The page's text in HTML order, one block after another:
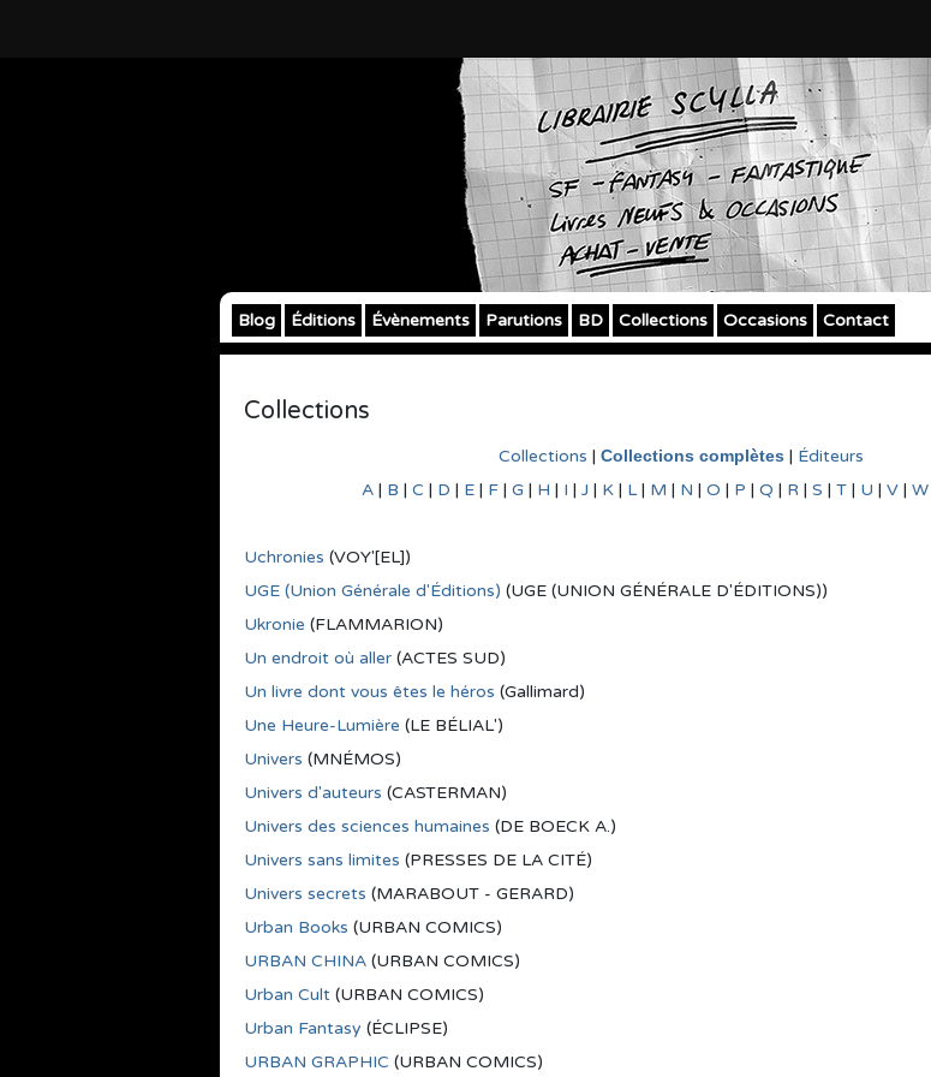
Blog Éditions Évènements Parutions BD Collections Occasions Contact
Collections
Collections | Collections complètes | Éditeurs
A | B | C | D | E | F | G | H | I | J | K | L| M | N | O | P | Q | R | S | T | U | V | W
Uchronies (VOY'[EL])
UGE (Union Générale d'Éditions) (UGE (UNION GÉNÉRALE D'ÉDITIONS))
Ukronie (FLAMMARION)
Un endroit où aller (ACTES SUD)
Un livre dont vous êtes le héros (Gallimard)
Une Heure-Lumière (LE BÉLIAL')
Univers (MNÉMOS)
Univers d'auteurs (CASTERMAN)
Univers des sciences humaines (DE BOECK A.)
Univers sans limites (PRESSES DE LA CITÉ)
Univers secrets (MARABOUT - GERARD)
Urban Books (URBAN COMICS)
URBAN CHINA (URBAN COMICS)
Urban Cult (URBAN COMICS)
Urban Fantasy (ÉCLIPSE)
URBAN GRAPHIC (URBAN COMICS)